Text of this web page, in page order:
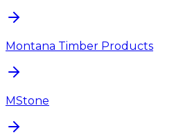
Montana Timber Products
MStone